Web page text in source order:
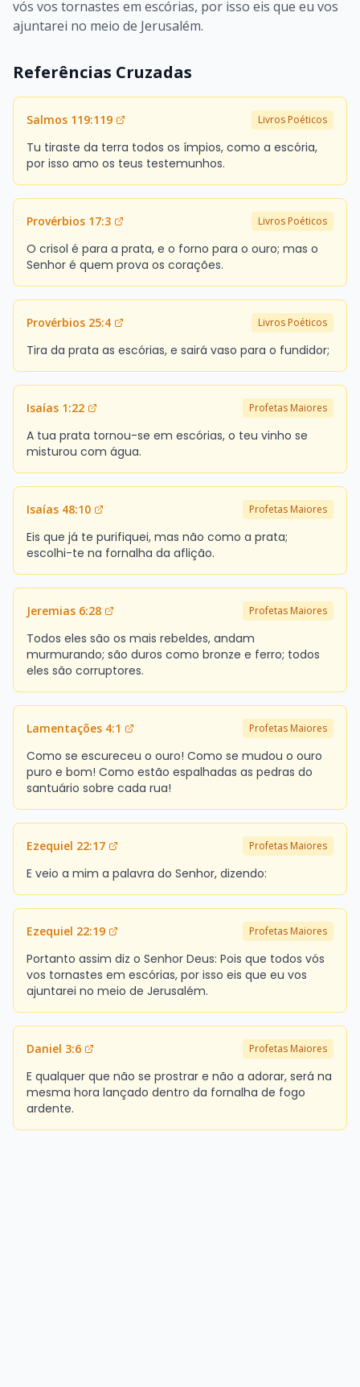
vós vos tornastes em escórias, por isso eis que eu vos
ajuntarei no meio de Jerusalém.
Referências Cruzadas
Salmos 119:119 Livros Poéticos
Tu tiraste da terra todos os ímpios, como a escória,
por isso amo os teus testemunhos.
Provérbios 17:3 Livros Poéticos
O crisol é para a prata, e o forno para o ouro; mas o
Senhor é quem prova os corações.
Provérbios 25:4 Livros Poéticos
Tira da prata as escórias, e sairá vaso para o fundidor;
Isaías 1:22 Profetas Maiores
A tua prata tornou-se em escórias, o teu vinho se
misturou com água.
Isaías 48:10 Profetas Maiores
Eis que já te purifiquei, mas não como a prata;
escolhi-te na fornalha da aflição.
Jeremias 6:28 Profetas Maiores
Todos eles são os mais rebeldes, andam
murmurando; são duros como bronze e ferro; todos
eles são corruptores.
Lamentações 4:1 Profetas Maiores
Como se escureceu o ouro! Como se mudou o ouro
puro e bom! Como estão espalhadas as pedras do
santuário sobre cada rua!
Ezequiel 22:17 Profetas Maiores
E veio a mim a palavra do Senhor, dizendo:
Ezequiel 22:19 Profetas Maiores
Portanto assim diz o Senhor Deus: Pois que todos vós
vos tornastes em escórias, por isso eis que eu vos
ajuntarei no meio de Jerusalém.
Daniel 3:6 Profetas Maiores
E qualquer que não se prostrar e não a adorar, será na
mesma hora lançado dentro da fornalha de fogo
ardente.